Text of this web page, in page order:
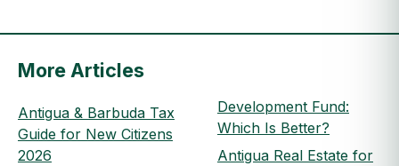
More Articles
Antigua & Barbuda Tax
Guide for New Citizens
2026
Development Fund:
Which Is Better?
Antigua Real Estate for